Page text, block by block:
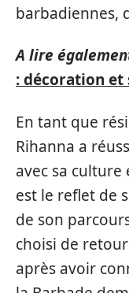
barbadiennes,
A lire
: décoration
En tant que
Rihanna a
avec sa
est le reflet de
de son
choisi de
après avoir